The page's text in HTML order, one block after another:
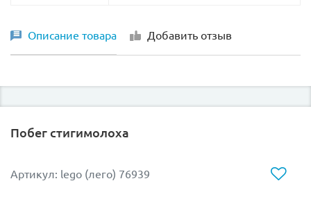
Описание товара Добавить отзыв
Побег стигимолоха
Артикул: lego (лего) 76939